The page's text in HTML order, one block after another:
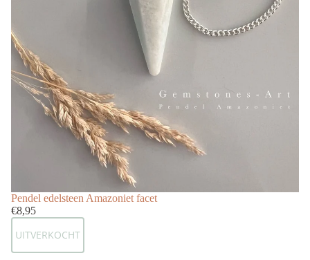
Uitverkocht
Pendel edelsteen Amazoniet facet
€8,95
UITVERKOCHT